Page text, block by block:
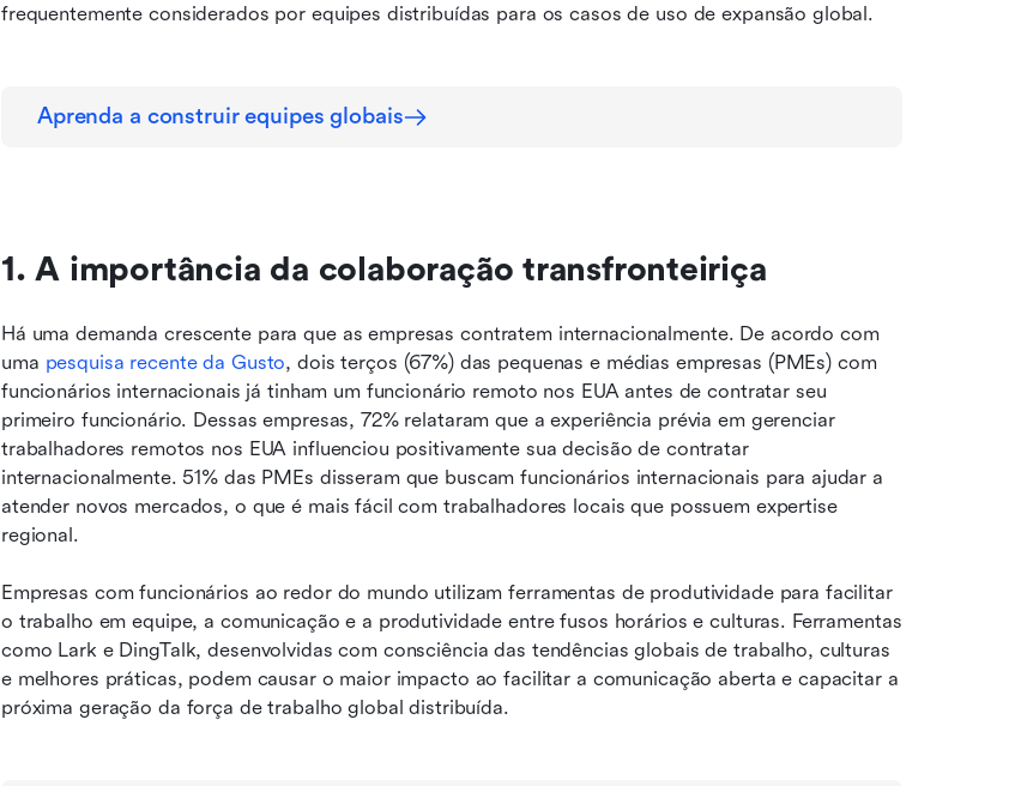
frequentemente considerados por equipes distribuídas para os casos de uso de expansão global.
Aprenda a construir equipes globais
1. A importância da colaboração transfronteiriça
Há uma demanda crescente para que as empresas contratem internacionalmente. De acordo com
uma pesquisa recente da Gusto, dois terços (67%) das pequenas e médias empresas (PMEs) com
funcionários internacionais já tinham um funcionário remoto nos EUA antes de contratar seu
primeiro funcionário. Dessas empresas, 72% relataram que a experiência prévia em gerenciar
trabalhadores remotos nos EUA influenciou positivamente sua decisão de contratar
internacionalmente. 51% das PMEs disseram que buscam funcionários internacionais para ajudar a
atender novos mercados, o que é mais fácil com trabalhadores locais que possuem expertise
regional.
Empresas com funcionários ao redor do mundo utilizam ferramentas de produtividade para facilitar
o trabalho em equipe, a comunicação e a produtividade entre fusos horários e culturas. Ferramentas
como Lark e DingTalk, desenvolvidas com consciência das tendências globais de trabalho, culturas
e melhores práticas, podem causar o maior impacto ao facilitar a comunicação aberta e capacitar a
próxima geração da força de trabalho global distribuída.